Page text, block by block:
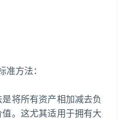
方法：
将所有资产相加减去负
。这尤其适用于拥有大